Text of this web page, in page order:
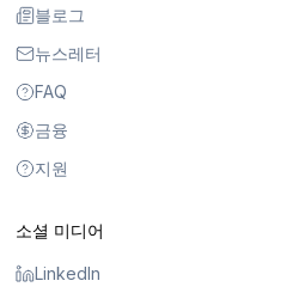
블로그
뉴스레터
FAQ
금융
지원
소셜 미디어
LinkedIn